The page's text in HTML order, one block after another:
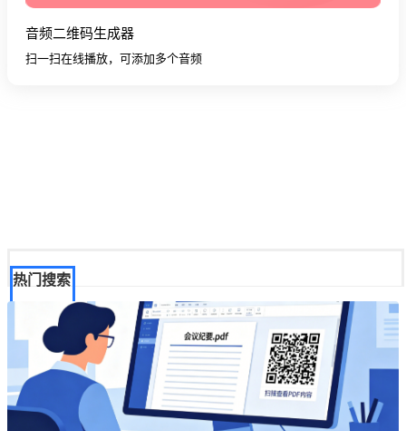
音频二维码生成器
扫一扫在线播放，可添加多个音频
热门搜索